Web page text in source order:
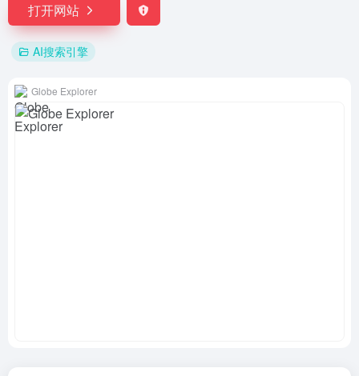
打开网站
AI搜索引擎
Globe Explorer